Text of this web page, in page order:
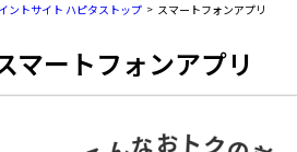
ントサイト ハピタストップ スマートフォンアプリ
マートフォンアプリ